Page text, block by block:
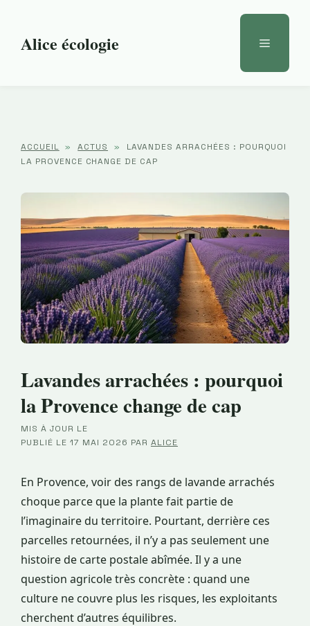
contenuAlice écologie Menu
ACCUEIL » ACTUS »
LAVANDES ARRACHÉES : POURQUOI
LA PROVENCE CHANGE DE CAP
Lavandes arrachées : pourquoi
la Provence change de cap
MIS À JOUR LE
·PUBLIÉ LE 17 MAI 2026 PAR ALICE
En Provence, voir des rangs de lavande arrachés
choque parce que la plante fait partie de
l’imaginaire du territoire. Pourtant, derrière ces
parcelles retournées, il n’y a pas seulement une
histoire de carte postale abîmée. Il y a une
question agricole très concrète : quand une
culture ne couvre plus les risques, les exploitants
cherchent d’autres équilibres.